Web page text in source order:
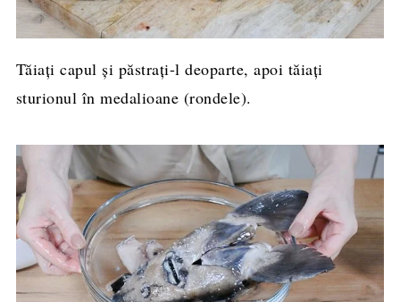
Tăiați capul și păstrați-l deoparte, apoi tăiați
sturionul în medalioane (rondele).